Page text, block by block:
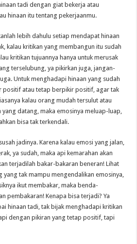
tadi dengan giat bekerja atau
hinaan itu tentang pekerjaanmu.
lebih dahulu setiap mendapat hinaan
kalau kritikan yang membangun itu sudah
kritikan tujuannya hanya untuk merusak
terselubung, ya pikirkan juga, jangan-
Untuk menghadapi hinaan yang sudah
positif atau tetap berpikir positif, agar tak
kalau orang mudah tersulut atau
datang, maka emosinya meluap-luap,
bisa tak terkendali.
jadinya. Karena kalau emosi yang jalan,
ya sudah, maka api kemarahan akan
terjadilah bakar-bakaran beneran! Lihat
yang tak mampu mengendalikan emosinya,
ikut membakar, maka benda-
pembakaran! Kenapa bisa terjadi? Ya
hinaan tadi, tak bijak menghadapi kritikan
dengan pikiran yang tetap positif, tapi